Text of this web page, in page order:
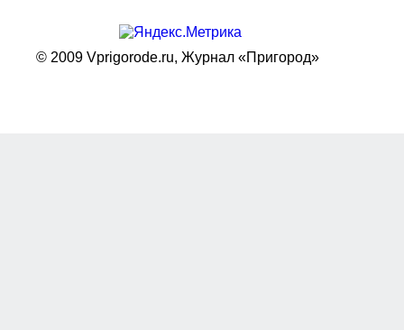
© 2009 Vprigorode.ru, Журнал «Пригород»